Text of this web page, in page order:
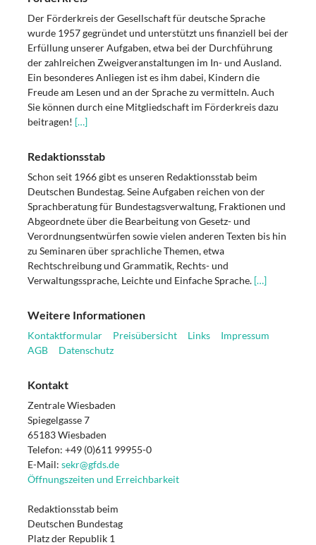
Der Förderkreis der Gesellschaft für deutsche Sprache
wurde 1957 gegründet und unterstützt uns finanziell bei der
Erfüllung unserer Aufgaben, etwa bei der Durchführung
der zahlreichen Zweigveranstaltungen im In- und Ausland.
Ein besonderes Anliegen ist es ihm dabei, Kindern die
Freude am Lesen und an der Sprache zu vermitteln. Auch
Sie können durch eine Mitgliedschaft im Förderkreis dazu
beitragen! […]
Redaktionsstab
Schon seit 1966 gibt es unseren Redaktionsstab beim
Deutschen Bundestag. Seine Aufgaben reichen von der
Sprachberatung für Bundestagsverwaltung, Fraktionen und
Abgeordnete über die Bearbeitung von Gesetz- und
Verordnungsentwürfen sowie vielen anderen Texten bis hin
zu Seminaren über sprachliche Themen, etwa
Rechtschreibung und Grammatik, Rechts- und
Verwaltungssprache, Leichte und Einfache Sprache. […]
Weitere Informationen
Kontaktformular Preisübersicht Links
Impressum
AGB
Datenschutz
Kontakt
Zentrale Wiesbaden
Spiegelgasse 7
65183 Wiesbaden
Telefon: +49 (0)611 99955-0
E-Mail: sekr@gfds.de
Öffnungszeiten und Erreichbarkeit
Redaktionsstab beim
Deutschen Bundestag
Platz der Republik 1